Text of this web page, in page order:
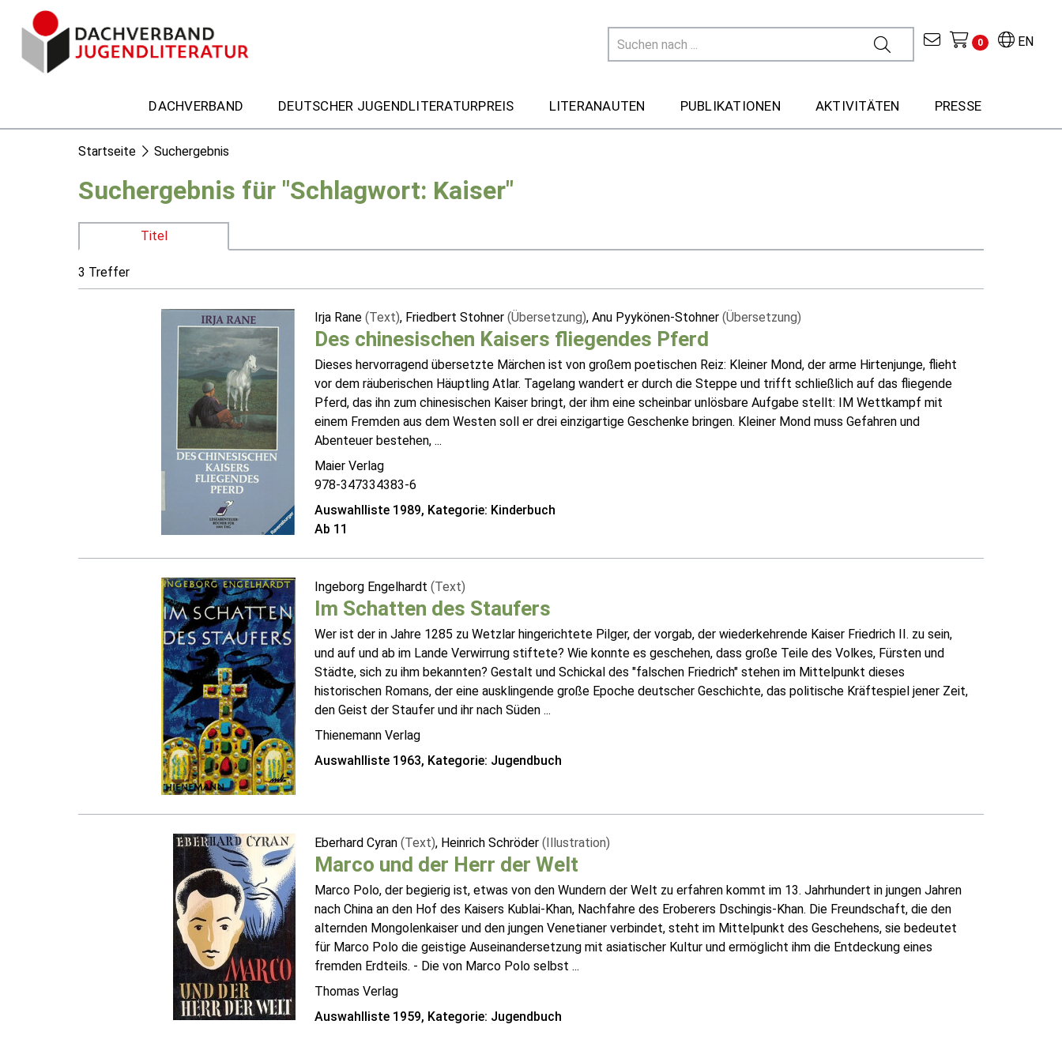
EN
0
DACHVERBAND DEUTSCHER JUGENDLITERATURPREIS LITERANAUTEN PUBLIKATIONEN AKTIVITÄTEN PRESSE
Startseite Suchergebnis
Suchergebnis für "Schlagwort: Kaiser"
Titel
3 Treffer
Irja Rane (Text), Friedbert Stohner (Übersetzung), Anu Pyykönen-Stohner (Übersetzung)
Des chinesischen Kaisers fliegendes Pferd
Dieses hervorragend übersetzte Märchen ist von großem poetischen Reiz: Kleiner Mond, der arme Hirtenjunge, flieht
vor dem räuberischen Häuptling Atlar. Tagelang wandert er durch die Steppe und trifft schließlich auf das fliegende
Pferd, das ihn zum chinesischen Kaiser bringt, der ihm eine scheinbar unlösbare Aufgabe stellt: IM Wettkampf mit
einem Fremden aus dem Westen soll er drei einzigartige Geschenke bringen. Kleiner Mond muss Gefahren und
Abenteuer bestehen, ...
Maier Verlag
978-347334383-6
Auswahlliste 1989, Kategorie: Kinderbuch
Ab 11
Ingeborg Engelhardt (Text)
Im Schatten des Staufers
Wer ist der in Jahre 1285 zu Wetzlar hingerichtete Pilger, der vorgab, der wiederkehrende Kaiser Friedrich II. zu sein,
und auf und ab im Lande Verwirrung stiftete? Wie konnte es geschehen, dass große Teile des Volkes, Fürsten und
Städte, sich zu ihm bekannten? Gestalt und Schickal des "falschen Friedrich" stehen im Mittelpunkt dieses
historischen Romans, der eine ausklingende große Epoche deutscher Geschichte, das politische Kräftespiel jener Zeit,
den Geist der Staufer und ihr nach Süden ...
Thienemann Verlag
Auswahlliste 1963, Kategorie: Jugendbuch
Eberhard Cyran (Text), Heinrich Schröder (Illustration)
Marco und der Herr der Welt
Marco Polo, der begierig ist, etwas von den Wundern der Welt zu erfahren kommt im 13. Jahrhundert in jungen Jahren
nach China an den Hof des Kaisers Kublai-Khan, Nachfahre des Eroberers Dschingis-Khan. Die Freundschaft, die den
alternden Mongolenkaiser und den jungen Venetianer verbindet, steht im Mittelpunkt des Geschehens, sie bedeutet
für Marco Polo die geistige Auseinandersetzung mit asiatischer Kultur und ermöglicht ihm die Entdeckung eines
fremden Erdteils. - Die von Marco Polo selbst ...
Thomas Verlag
Auswahlliste 1959, Kategorie: Jugendbuch